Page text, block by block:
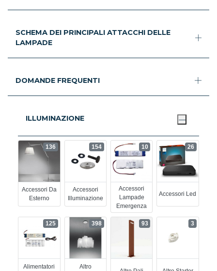
SCHEMA DEI PRINCIPALI ATTACCHI DELLE
LAMPADE
DOMANDE FREQUENTI
ILLUMINAZIONE
Accessori Da
Esterno
136
Accessori
Illuminazione
154
Accessori
Lampade
Emergenza
10
Accessori Led
26
Alimentatori
125
Altro
398 93 3